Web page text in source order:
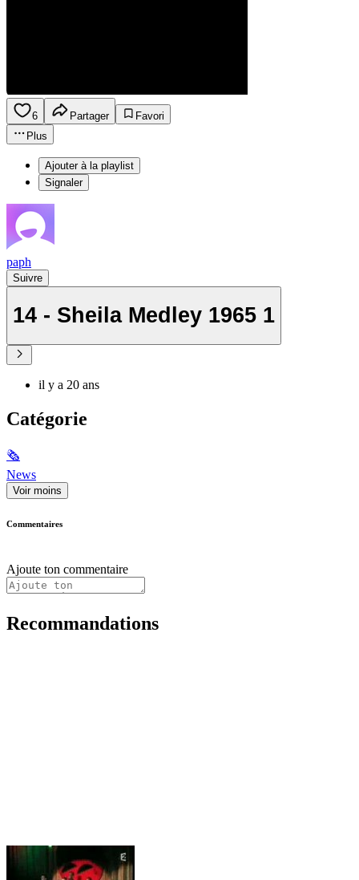
6 Partager
Favori
Plus
Ajouter à la playlist
Signaler
paph
Suivre
14 - Sheila Medley 1965 1
il y a 20 ans
Catégorie
🗞
News
Voir moins
Commentaires
Ajoute ton commentaire
Recommandations